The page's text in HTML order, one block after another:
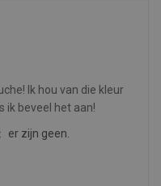
Ik hou van die kleur
ik beveel het aan!
er zijn geen.